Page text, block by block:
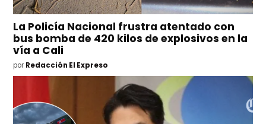
La Policía Nacional frustra atentado con
bus bomba de 420 kilos de explosivos en la
vía a Cali
por Redacción El Expreso